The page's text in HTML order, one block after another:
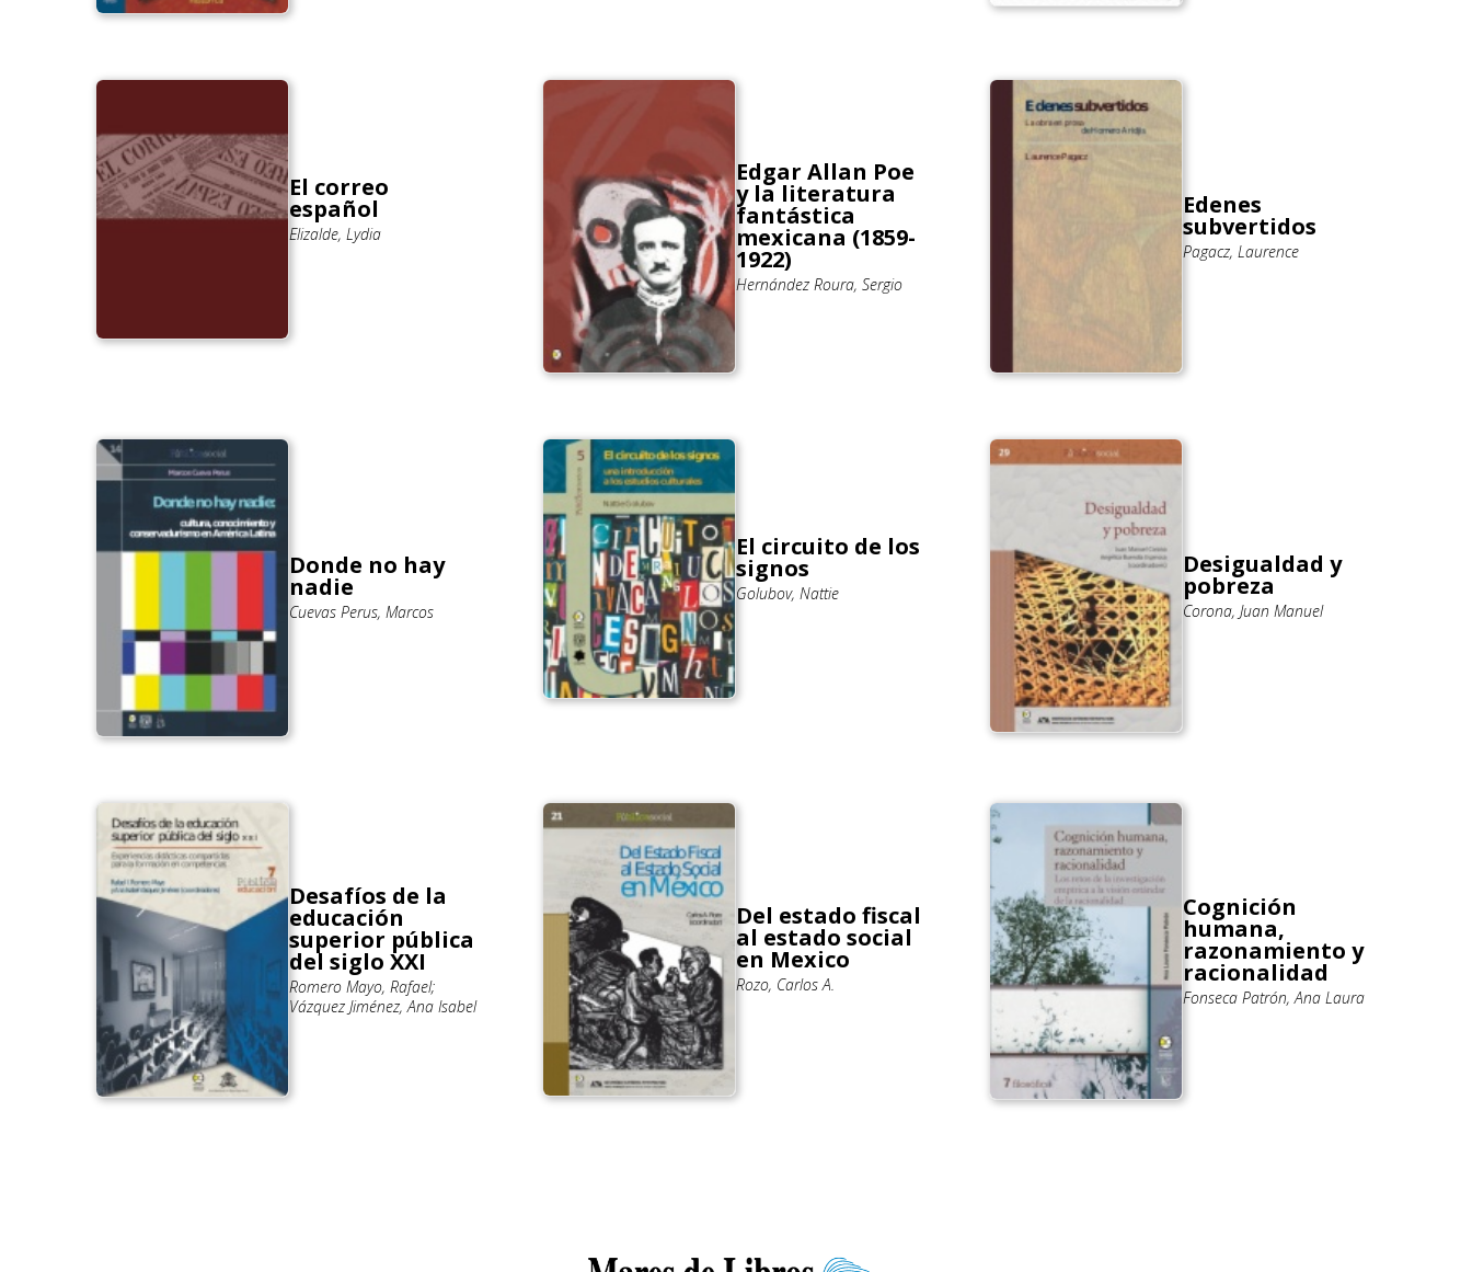
El correo
español
Elizalde, Lydia
Edgar Allan Poe
y la literatura
fantástica
mexicana (1859-
1922)
Hernández Roura, Sergio
Edenes
subvertidos
Pagacz, Laurence
Donde no hay
nadie
Cuevas Perus, Marcos
El circuito de los
signos
Golubov, Nattie
Desigualdad y
pobreza
Corona, Juan Manuel
Desafíos de la
educación
superior pública
del siglo XXI
Romero Mayo, Rafael;
Vázquez Jiménez, Ana Isabel
Del estado fiscal
al estado social
en Mexico
Rozo, Carlos A.
Cognición
humana,
razonamiento y
racionalidad
Fonseca Patrón, Ana Laura